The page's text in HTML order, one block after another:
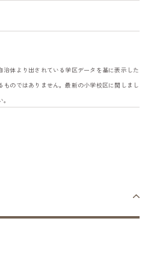
体より出されている学区データを基に表示した
ものではありません。最新の小学校区に関しまし